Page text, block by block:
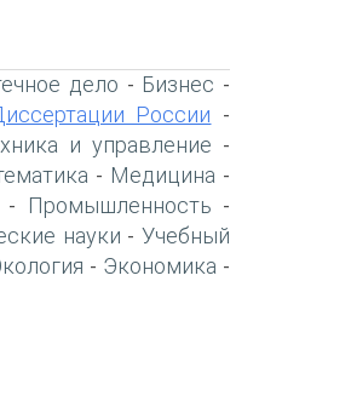
дело - Бизнес -
России -
и управление -
- Медицина -
- Промышленность -
науки -Учебный
- Экономика -